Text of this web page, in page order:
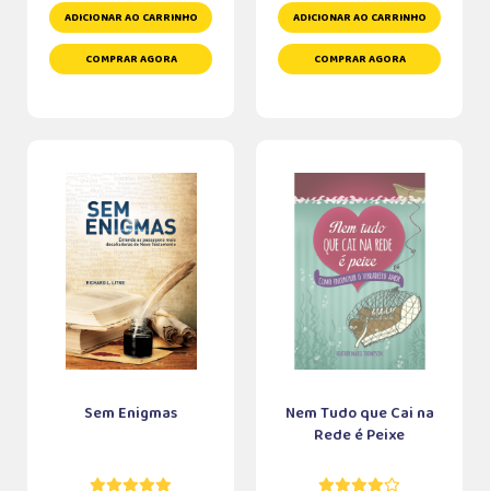
ADICIONAR AO CARRINHO
COMPRAR AGORA
ADICIONAR AO CARRINHO
COMPRAR AGORA
Sem Enigmas
Nem Tudo que Cai na
Rede é Peixe